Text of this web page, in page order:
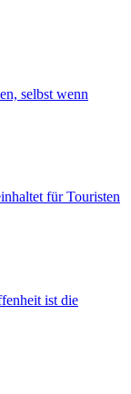
selbst wenn
für Touristen
ist die